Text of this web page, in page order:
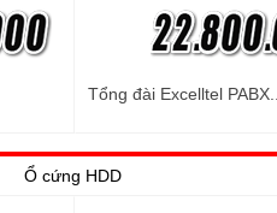
Tổng đài Excelltel PABX...
Ổ cứng HDD